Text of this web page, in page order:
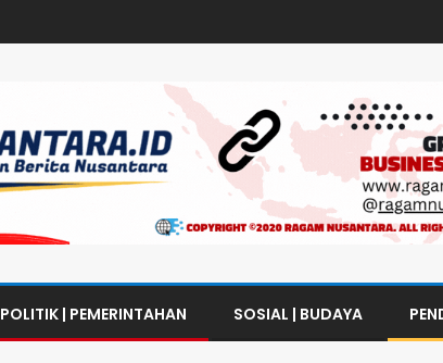
POLITIK | PEMERINTAHAN SOSIAL | BUDAYA